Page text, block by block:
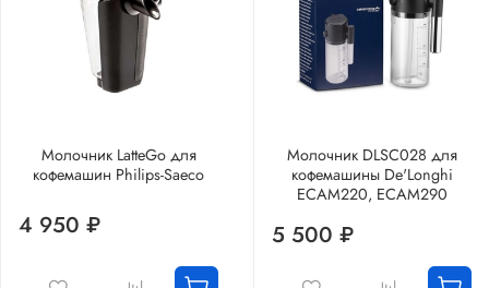
Молочник LatteGo для
кофемашин Philips-Saeco
4 950 ₽
Молочник DLSC028 для
кофемашины De'Longhi
ECAM220, ECAM290
5 500 ₽